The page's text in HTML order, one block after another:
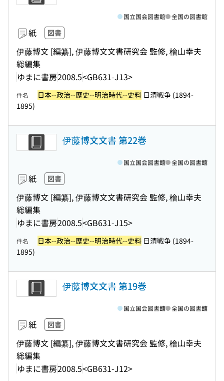
紙 図書
伊藤博文 [編纂], 伊藤博文文書研究会 監修, 檜山幸夫
総編集
ゆまに書房2008.5<GB631-J13>
国立国会図書館 全国の図書館
件名 日本--政治--歴史--明治時代--史料 日清戦争 (1894-
1895)
伊藤博文文書 第22巻
紙 図書
伊藤博文 [編纂], 伊藤博文文書研究会 監修, 檜山幸夫
総編集
ゆまに書房2008.5<GB631-J15>
国立国会図書館 全国の図書館
件名 日本--政治--歴史--明治時代--史料 日清戦争 (1894-
1895)
伊藤博文文書 第19巻
紙 図書
伊藤博文 [編纂], 伊藤博文文書研究会 監修, 檜山幸夫
総編集
ゆまに書房2008.5<GB631-J12>
国立国会図書館 全国の図書館